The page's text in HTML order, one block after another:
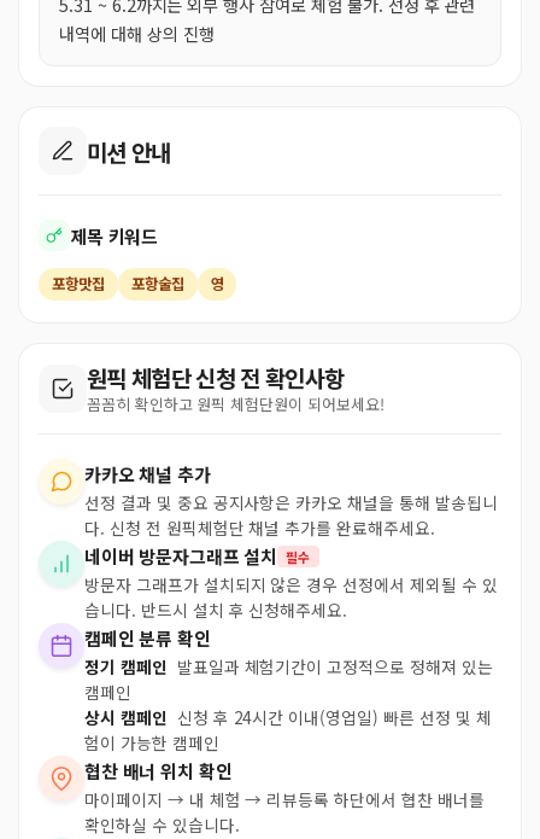
내역에 대해 상의 진행
미션 안내
제목 키워드
포항맛집 포항술집 영
원픽 체험단 신청 전 확인사항
꼼꼼히 확인하고 원픽 체험단원이 되어보세요!
카카오 채널 추가
선정 결과 및 중요 공지사항은 카카오 채널을 통해 발송됩니
다. 신청 전 원픽체험단 채널 추가를 완료해주세요.
네이버 방문자그래프 설치 필수
방문자 그래프가 설치되지 않은 경우 선정에서 제외될 수 있
습니다. 반드시 설치 후 신청해주세요.
캠페인 분류 확인
정기 캠페인 발표일과 체험기간이 고정적으로 정해져 있는
캠페인
상시 캠페인 신청 후 24시간 이내(영업일) 빠른 선정 및 체
험이 가능한 캠페인
협찬 배너 위치 확인
마이페이지 → 내 체험 → 리뷰등록 하단에서 협찬 배너를
확인하실 수 있습니다.